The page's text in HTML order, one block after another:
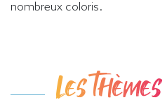
nombreux coloris.
Les